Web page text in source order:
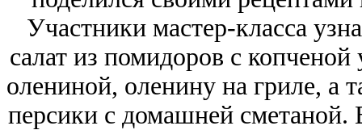
Участники мастер-класса
салат из помидоров с копченой
олениной, оленину на гриле, а
персики с домашней